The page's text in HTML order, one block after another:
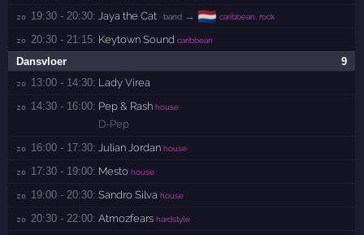
zo 19:30 - 20:30: Jaya the Cat · band → 🇳🇱 caribbean, rock
zo 20:30 - 21:15: Keytown Sound caribbean
9
Dansvloer
zo 13:00 - 14:30: Lady Virea
zo 14:30 - 16:00: Pep & Rash house
D-Pep
zo 16:00 - 17:30: Julian Jordan house
zo 17:30 - 19:00: Mesto house
zo 19:00 - 20:30: Sandro Silva house
zo 20:30 - 22:00: Atmozfears hardstyle